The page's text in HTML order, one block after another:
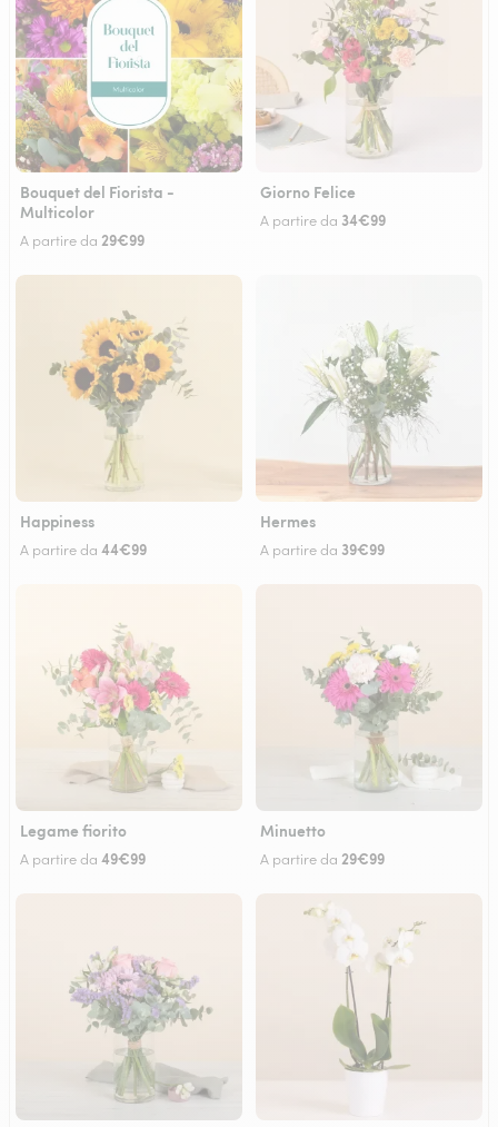
Bouquet del Fiorista -
Multicolor
A partire da 29€99
Giorno Felice
A partire da 34€99
Happiness
A partire da 44€99
Hermes
A partire da 39€99
Legame fiorito
A partire da 49€99
Minuetto
A partire da 29€99